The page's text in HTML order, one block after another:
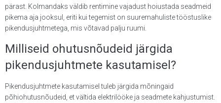
pärast. Kolmandaks väldib rentimine vajadust hoiustada seadmeid
pikema aja jooksul, eriti kui tegemist on suuremahuliste tööstuslike
pikendusjuhtmetega, mis võtavad palju ruumi.
Milliseid ohutusnõudeid järgida
pikendusjuhtmete kasutamisel?
Pikendusjuhtmete kasutamisel tuleb järgida mõningaid
põhiohutusnõudeid, et vältida elektrilööke ja seadmete kahjustumist.